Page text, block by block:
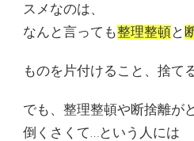
スメなのは、
なんと言っても整理整頓と
ものを片付けること、捨て
でも、整理整頓や断捨離が
倒くさくて…という人には